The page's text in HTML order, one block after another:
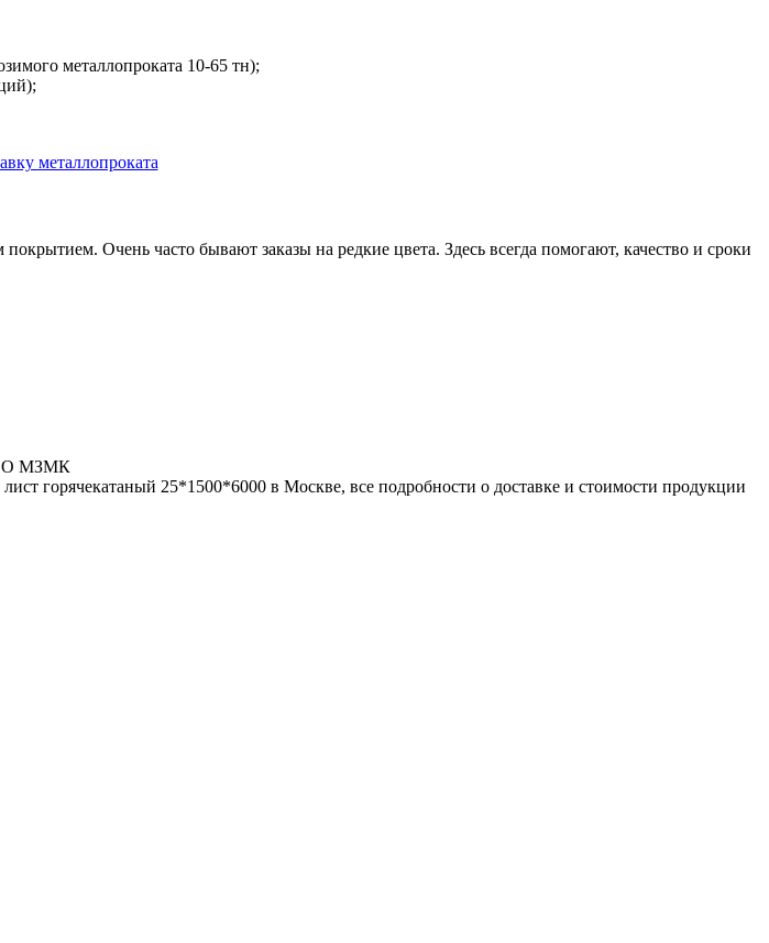
металлопроката 10-65 тн);
металлопроката
Очень часто бывают заказы на редкие цвета. Здесь всегда помогают, качество и сроки
лист горячекатаный 25*1500*6000 в Москве, все подробности о доставке и стоимости продукции